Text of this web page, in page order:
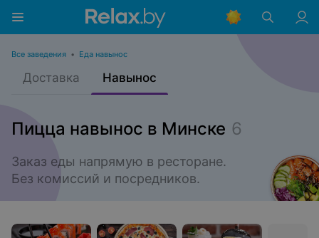
Все заведения • Еда навынос
Доставка Навынос
Пицца навынос в Минске 6
Заказ еды напрямую в ресторане.
Без комиссий и посредников.